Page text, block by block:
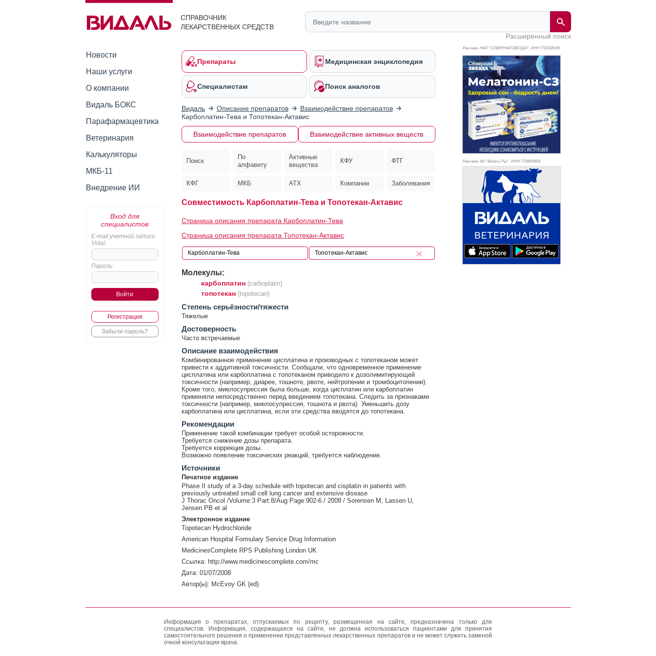
СПРАВОЧНИК
ЛЕКАРСТВЕННЫХ СРЕДСТВ
Расширенный поиск
Новости
Наши услуги
О компании
Видаль БОКС
Парафармацевтика
Ветеринария
Калькуляторы
МКБ-11
Внедрение ИИ
Вход для
специалистов
E-mail учетной записи
Vidal:
Пароль:
Регистрация
Забыли пароль?
Препараты Медицинская энциклопедия
Специалистам Поиск аналогов
Видаль Описание препаратов
Взаимодействие препаратов
Карбоплатин-Тева и Топотекан-Актавис
Взаимодействие препаратов Взаимодействие активных веществ
Поиск
По
алфавиту
Активные
вещества
КФУ ФТГ
КФГ МКБ АТХ Компании Заболевания
Совместимость Карбоплатин-Тева и Топотекан-Актавис
Страница описания препарата Карбоплатин-Тева
Страница описания препарата Топотекан-Актавис
Молекулы:
карбоплатин (carboplatin)
топотекан (topotecan)
Cтепень серьёзности/тяжести
Тяжелые
Достоверность
Часто встречаемые
Описание взаимодействия
Комбинированное применение цисплатина и производных с топотеканом может
привести к аддитивной токсичности. Сообщали, что одновременное применение
цисплатина или карбоплатина с топотеканом приводило к дозолимитирующей
токсичности (например, диарее, тошноте, рвоте, нейтропении и тромбоцитопении).
Кроме того, миелосупрессия была больше, когда цисплатин или карбоплатин
применяли непосредственно перед введением топотекана. Следить за признаками
токсичности (например, миелосупрессия, тошнота и рвота). Уменьшить дозу
карбоплатина или цисплатина, если эти средства вводятся до топотекана.
Рекомендации
Применение такой комбинации требует особой осторожности.
Требуется снижение дозы препарата.
Требуется коррекция дозы.
Возможно появление токсических реакций, требуется наблюдение.
Источники
Печатное издание
Phase II study of a 3-day schedule with topotecan and cisplatin in patients with
previously untreated small cell lung cancer and extensive disease
J Thorac Oncol /Volume:3 Part:8/Aug Page:902-6 / 2008 / Sorensen M, Lassen U,
Jensen PB et al
Электронное издание
Topotecan Hydrochloride
American Hospital Formulary Service Drug Information
MedicinesComplete RPS Publishing London UK
Ссылка: http://www.medicinescomplete.com/mc
Дата: 01/07/2008
Автор(ы): McEvoy GK (ed)
Реклама. НАО "СЕВЕРНАЯ ЗВЕЗДА", ИНН 7720185196
Реклама. АО "Видаль Рус", ИНН 7728043605
Информация о препаратах, отпускаемых по рецепту, размещенная на сайте, предназначена только для
специалистов. Информация, содержащаяся на сайте, не должна использоваться пациентами для принятия
самостоятельного решения о применении представленных лекарственных препаратов и не может служить заменой
очной консультации врача.